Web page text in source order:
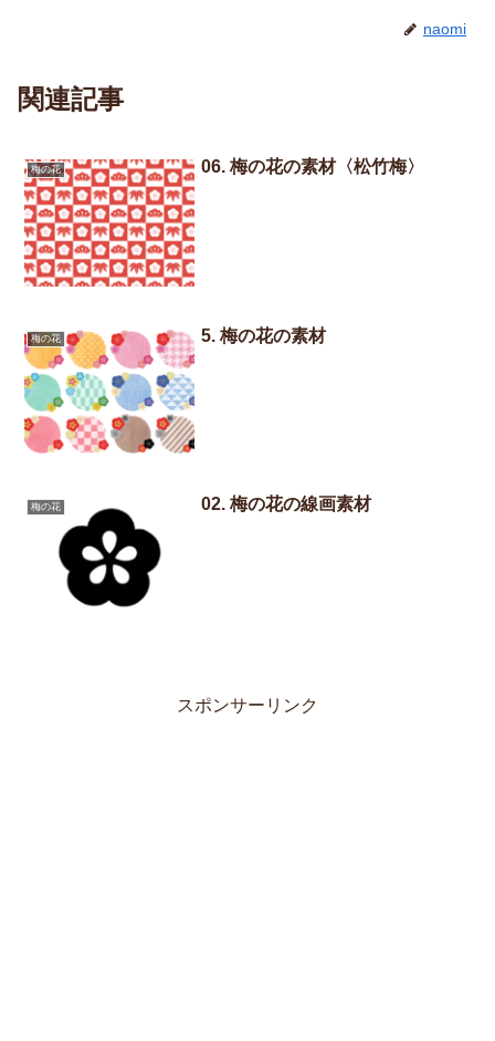
naomi
関連記事
梅の花 06. 梅の花の素材〈松竹梅〉
梅の花 5. 梅の花の素材
梅の花 02. 梅の花の線画素材
スポンサーリンク